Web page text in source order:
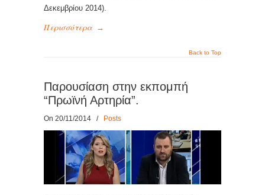
Δεκεμβρίου 2014).
Περισσότερα →
Back to Top
Παρουσίαση στην εκπομπή
“Πρωϊνή Αρτηρία”.
On 20/11/2014 / Posts